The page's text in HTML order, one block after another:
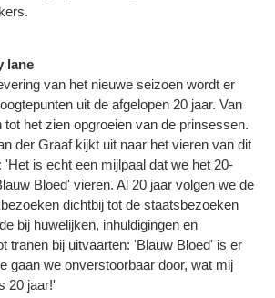
lane
van het nieuwe seizoen wordt er
uit de afgelopen 20 jaar. Van
tot het zien opgroeien van de prinsessen.
der Graaf kijkt uit naar het vieren van dit
'Het is echt een mijlpaal dat we het 20-
Bloed' vieren. Al 20 jaar volgen we de
dichtbij tot de staatsbezoeken
bij huwelijken, inhuldigingen en
tranen bij uitvaarten: 'Blauw Bloed' is er
gaan we onverstoorbaar door, wat mij
20 jaar!'